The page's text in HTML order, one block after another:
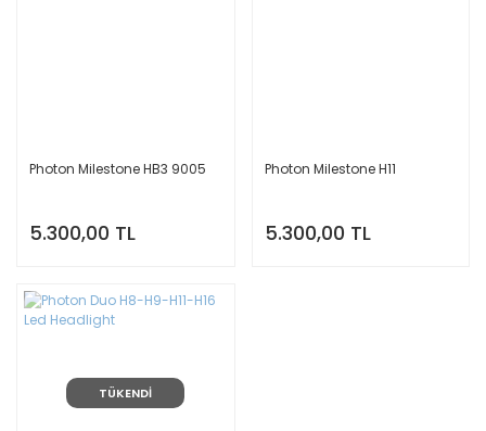
Photon Milestone HB3 9005
5.300,00 TL
Photon Milestone H11
5.300,00 TL
TÜKENDİ